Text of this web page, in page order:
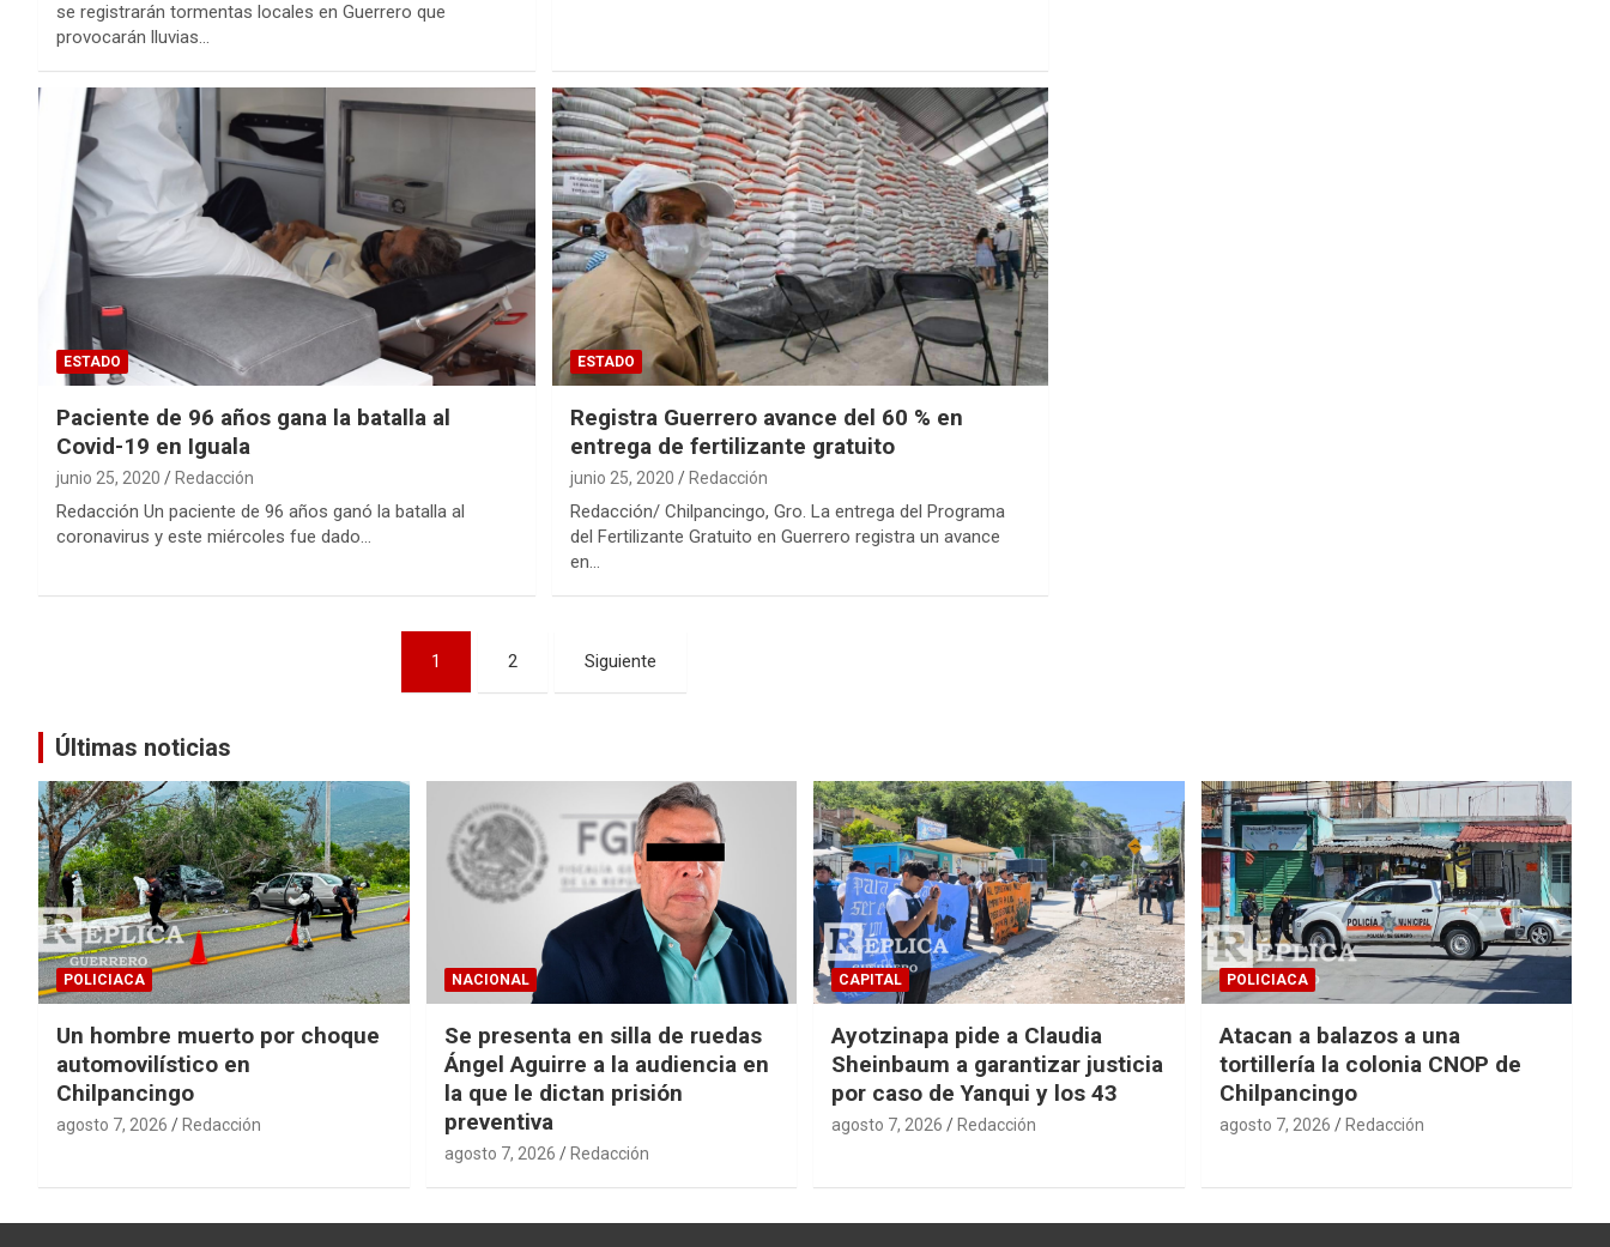
se registrarán tormentas locales en Guerrero que
provocarán lluvias…
ESTADO
Paciente de 96 años gana la batalla al
Covid-19 en Iguala
junio 25, 2020 Redacción
Redacción Un paciente de 96 años ganó la batalla al
coronavirus y este miércoles fue dado…
ESTADO
Registra Guerrero avance del 60 % en
entrega de fertilizante gratuito
junio 25, 2020 Redacción
Redacción/ Chilpancingo, Gro. La entrega del Programa
del Fertilizante Gratuito en Guerrero registra un avance
en…
entradas
1 2 Siguiente
Últimas noticias
POLICIACA
Un hombre muerto por choque
automovilístico en
Chilpancingo
agosto 7, 2026 Redacción
NACIONAL
Se presenta en silla de ruedas
Ángel Aguirre a la audiencia en
la que le dictan prisión
preventiva
agosto 7, 2026 Redacción
CAPITAL
Ayotzinapa pide a Claudia
Sheinbaum a garantizar justicia
por caso de Yanqui y los 43
agosto 7, 2026 Redacción
POLICIACA
Atacan a balazos a una
tortillería la colonia CNOP de
Chilpancingo
agosto 7, 2026 Redacción